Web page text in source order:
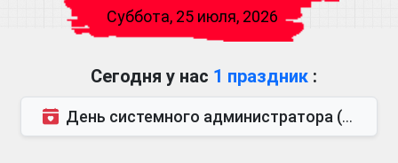
Суббота, 25 июля, 2026
Сегодня у нас 1 праздник :
День системного администратора (также известен как День сисадмина) — праздник, который отмечается...